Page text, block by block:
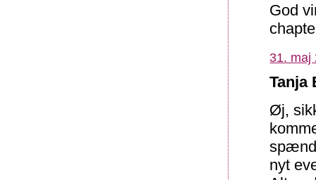
God
31. maj
Tanja
Øj,
nyt